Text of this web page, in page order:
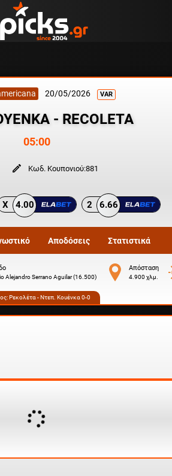
20/05/2026 VAR
- RECOLETA
05:00
Κωδ. Κουπονιού:881
X 4.00 2 6.66
Αποδόσεις Στατιστικά
Alejandro Serrano Aguilar (16.500)
Απόσταση
4.900 χλμ.
Ρεκολέτα - Ντεπ. Κουένκα 0-0